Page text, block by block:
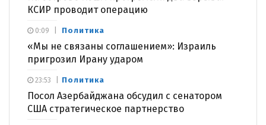
КСИР проводит операцию
Политика
«Мы не связаны соглашением»: Израиль
пригрозил Ирану ударом
0:09
Политика
Посол Азербайджана обсудил с сенатором
США стратегическое партнерство
23:53